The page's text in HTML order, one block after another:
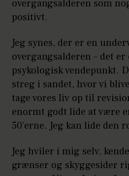
overgangsalderen som
positivt.
Jeg synes, der er en
overgangsalderen – det
psykologisk vendepunkt.
streg i sandet, hvor vi
tage vores liv op til
enormt godt lide at være
50’erne. Jeg kan lide den
Jeg hviler i mig selv,
grænser og skyggesider